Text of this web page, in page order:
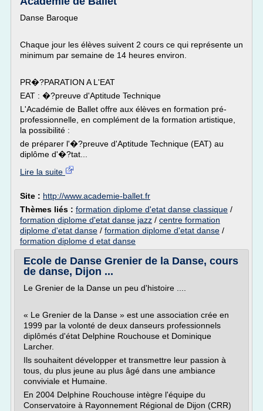
Danse Baroque
Chaque jour les élèves suivent 2 cours ce qui représente un
minimum par semaine de 14 heures environ.
PR�?PARATION A L'EAT
EAT : �?preuve d'Aptitude Technique
L'Académie de Ballet offre aux élèves en formation pré-
professionnelle, en complément de la formation artistique,
la possibilité :
de préparer l'�?preuve d'Aptitude Technique (EAT) au
diplôme d'�?tat...
Lire la suite
Site : http://www.academie-ballet.fr
Thèmes liés : formation diplome d'etat danse classique /
formation diplome d'etat danse jazz / centre formation
diplome d'etat danse / formation diplome d'etat danse /
formation diplome d etat danse
Ecole de Danse Grenier de la Danse, cours
de danse, Dijon ...
Le Grenier de la Danse un peu d'histoire ....
« Le Grenier de la Danse » est une association crée en
1999 par la volonté de deux danseurs professionnels
diplômés d'état Delphine Rouchouse et Dominique
Larcher.
Ils souhaitent développer et transmettre leur passion à
tous, du plus jeune au plus âgé dans une ambiance
conviviale et Humaine.
En 2004 Delphine Rouchouse intègre l'équipe du
Conservatoire à Rayonnement Régional de Dijon (CRR)